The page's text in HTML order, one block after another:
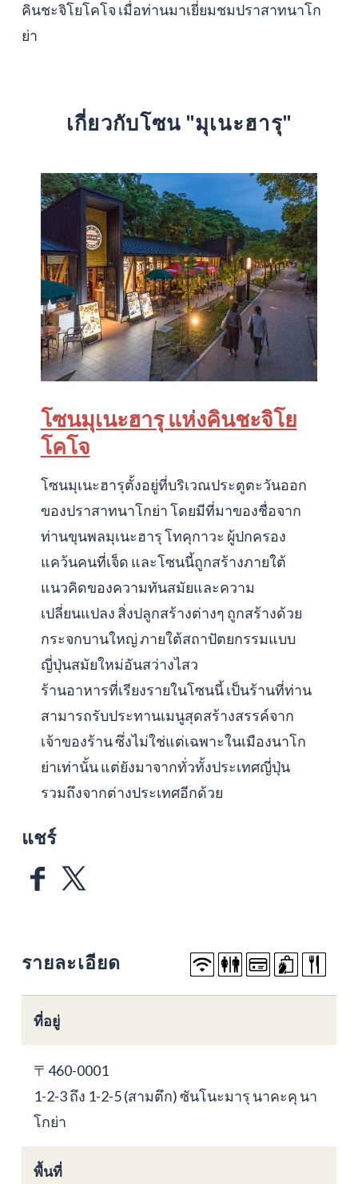
คินชะจิโยโคโจ เมื่อท่านมาเยี่ยมชมปราสาทนาโก
ย่า
เกี่ยวกับโซน "มุเนะฮารุ"
โซนมุเนะฮารุ แห่งคินชะจิโย
โคโจ
โซนมุเนะฮารุตั้งอยู่ที่บริเวณประตูตะวันออก
ของปราสาทนาโกย่า โดยมีที่มาของชื่อจาก
ท่านขุนพลมุเนะฮารุ โทคุกาวะ ผู้ปกครอง
แคว้นคนที่เจ็ด และโซนนี้ถูกสร้างภายใต้
แนวคิดของความทันสมัยและความ
เปลี่ยนแปลง สิ่งปลูกสร้างต่างๆ ถูกสร้างด้วย
กระจกบานใหญ่ ภายใต้สถาปัตยกรรมแบบ
ญี่ปุ่นสมัยใหม่อันสว่างไสว
ร้านอาหารที่เรียงรายในโซนนี้ เป็นร้านที่ท่าน
สามารถรับประทานเมนูสุดสร้างสรรค์จาก
เจ้าของร้าน ซึ่งไม่ใช่แต่เฉพาะในเมืองนาโก
ย่าเท่านั้น แต่ยังมาจากทั่วทั้งประเทศญี่ปุ่น
รวมถึงจากต่างประเทศอีกด้วย
แชร์
รายละเอียด
ที่อยู่
〒460-0001
1-2-3 ถึง 1-2-5 (สามตึก) ซันโนะมารุ นาคะคุ นา
โกย่า
พื้นที่